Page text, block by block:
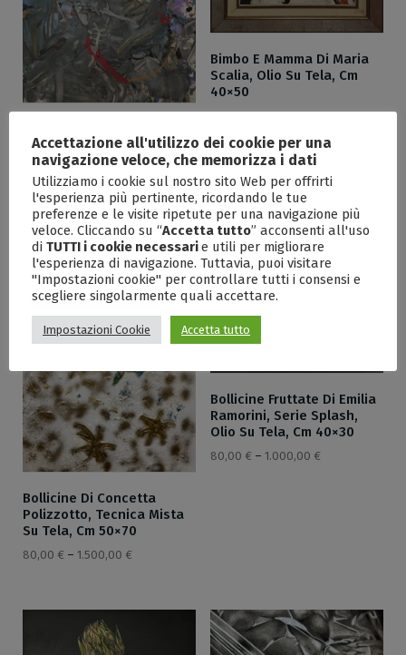
Coppe, Tecnica Mista Su
Tela, Cm 84×99
80,00€–500,00€
Bimbo E Mamma Di Maria
Scalia, Olio Su Tela, Cm
40×50
80,00€–800,00€
Bollicine Di Concetta
Polizzotto, Tecnica Mista
Su Tela, Cm 50×70
80,00 € – 1.500,00 €
Bollicine Fruttate Di Emilia
Ramorini, Serie Splash,
Olio Su Tela, Cm 40×30
80,00 € – 1.000,00 €
Accettazione all'utilizzo dei cookie per una
navigazione veloce, che memorizza i dati
Utilizziamo i cookie sul nostro sito Web per offrirti
l'esperienza più pertinente, ricordando le tue
preferenze e le visite ripetute per una navigazione più
veloce. Cliccando su “Accetta tutto” acconsenti all'uso
di TUTTI i cookie necessarie utili per migliorare
l'esperienza di navigazione. Tuttavia, puoi visitare
"Impostazioni cookie" per controllare tutti i consensi e
scegliere singolarmente quali accettare.
Impostazioni Cookie Accetta tutto